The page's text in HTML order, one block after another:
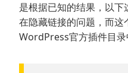
是根据已知的结果，以
在隐藏链接的问题，而
WordPress官方插件目录